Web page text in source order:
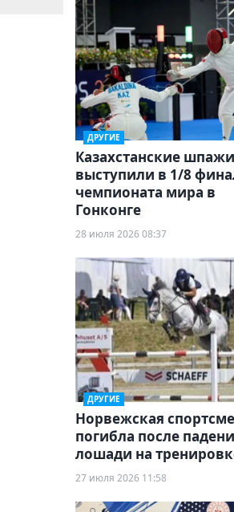
ДРУГИЕ
Казахстанские
выступили в 1/8
чемпионата мира в
Гонконге
28 июля 2026 08:37
ДРУГИЕ
Норвежская
погибла после
лошади на
27 июля 2026 11:58